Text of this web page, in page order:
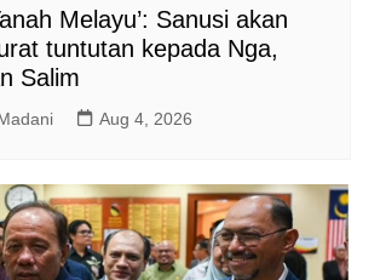
Melayu’: Sanusi akan
tuntutan kepada Nga,
Salim
Aug 4, 2026